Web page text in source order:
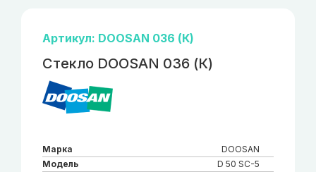
Артикул: DOOSAN 036 (К)
Стекло DOOSAN 036 (К)
Марка
DOOSAN
Модель
D 50 SC-5